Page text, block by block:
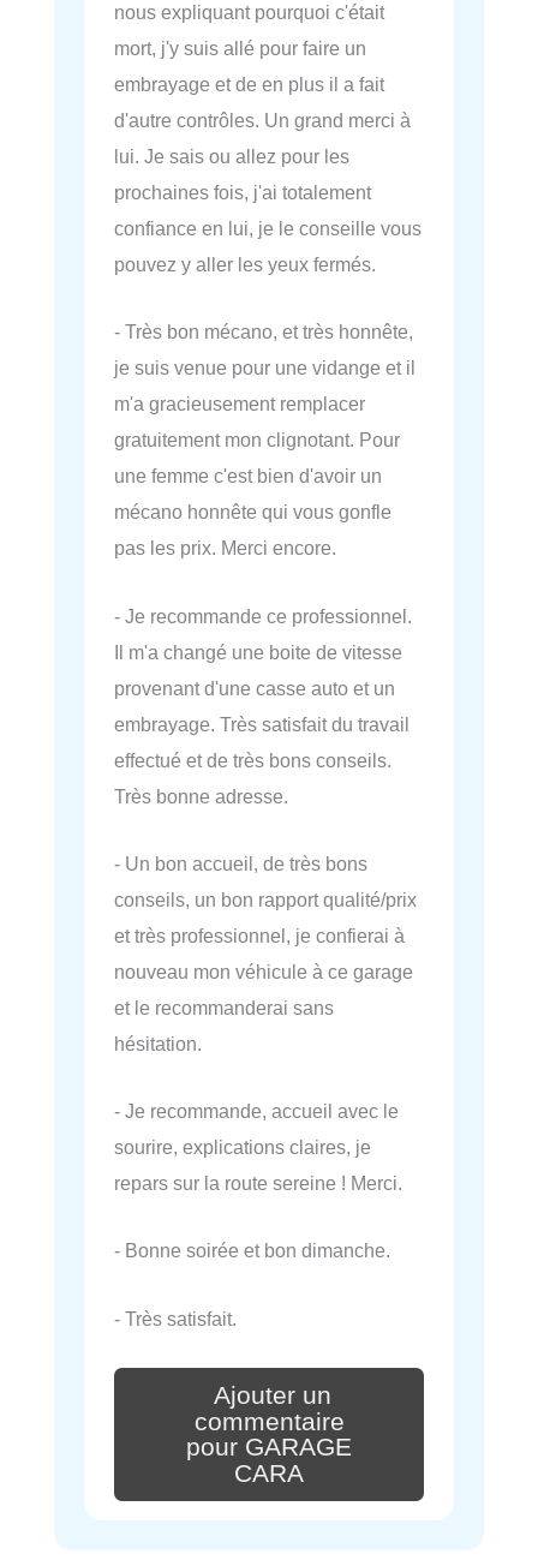
nous expliquant pourquoi c'était
mort, j'y suis allé pour faire un
embrayage et de en plus il a fait
d'autre contrôles. Un grand merci à
lui. Je sais ou allez pour les
prochaines fois, j'ai totalement
confiance en lui, je le conseille vous
pouvez y aller les yeux fermés.
- Très bon mécano, et très honnête,
je suis venue pour une vidange et il
m'a gracieusement remplacer
gratuitement mon clignotant. Pour
une femme c'est bien d'avoir un
mécano honnête qui vous gonfle
pas les prix. Merci encore.
- Je recommande ce professionnel.
Il m'a changé une boite de vitesse
provenant d'une casse auto et un
embrayage. Très satisfait du travail
effectué et de très bons conseils.
Très bonne adresse.
- Un bon accueil, de très bons
conseils, un bon rapport qualité/prix
et très professionnel, je confierai à
nouveau mon véhicule à ce garage
et le recommanderai sans
hésitation.
- Je recommande, accueil avec le
sourire, explications claires, je
repars sur la route sereine ! Merci.
- Bonne soirée et bon dimanche.
- Très satisfait.
Ajouter un
commentaire
pour GARAGE
CARA